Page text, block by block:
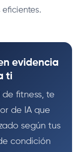
evidencia
ti
fitness, te
de IA que
según tus
condición